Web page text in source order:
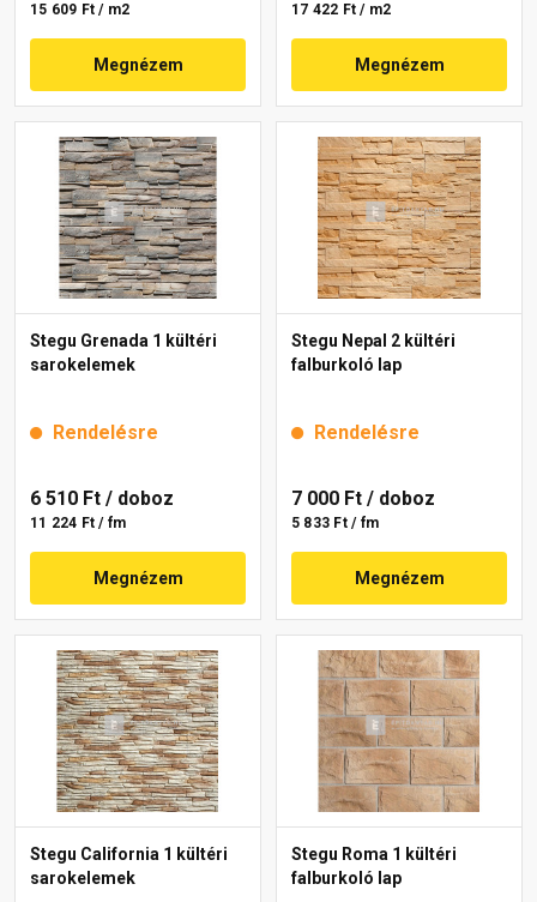
15 609 Ft / m2
Megnézem
17 422 Ft / m2
Megnézem
Stegu Grenada 1 kültéri
sarokelemek
Rendelésre
6 510 Ft / doboz
11 224 Ft / fm
Megnézem
Stegu Nepal 2 kültéri
falburkoló lap
Rendelésre
7 000 Ft / doboz
5 833 Ft / fm
Megnézem
Stegu California 1 kültéri
sarokelemek
Stegu Roma 1 kültéri
falburkoló lap